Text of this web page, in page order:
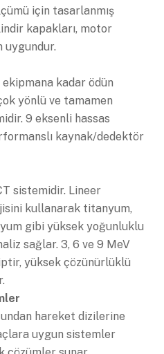
için tasarlanmış
kapakları, motor
uygundur.
kadar ödün
yönlü ve tamamen
9 eksenli hassas
kaynak/dedektör
sistemidir. Lineer
kullanarak titanyum,
gibi yüksek yoğunluklu
sağlar. 3, 6 ve 9 MeV
yüksek çözünürlüklü
hareket dizilerine
uygun sistemler